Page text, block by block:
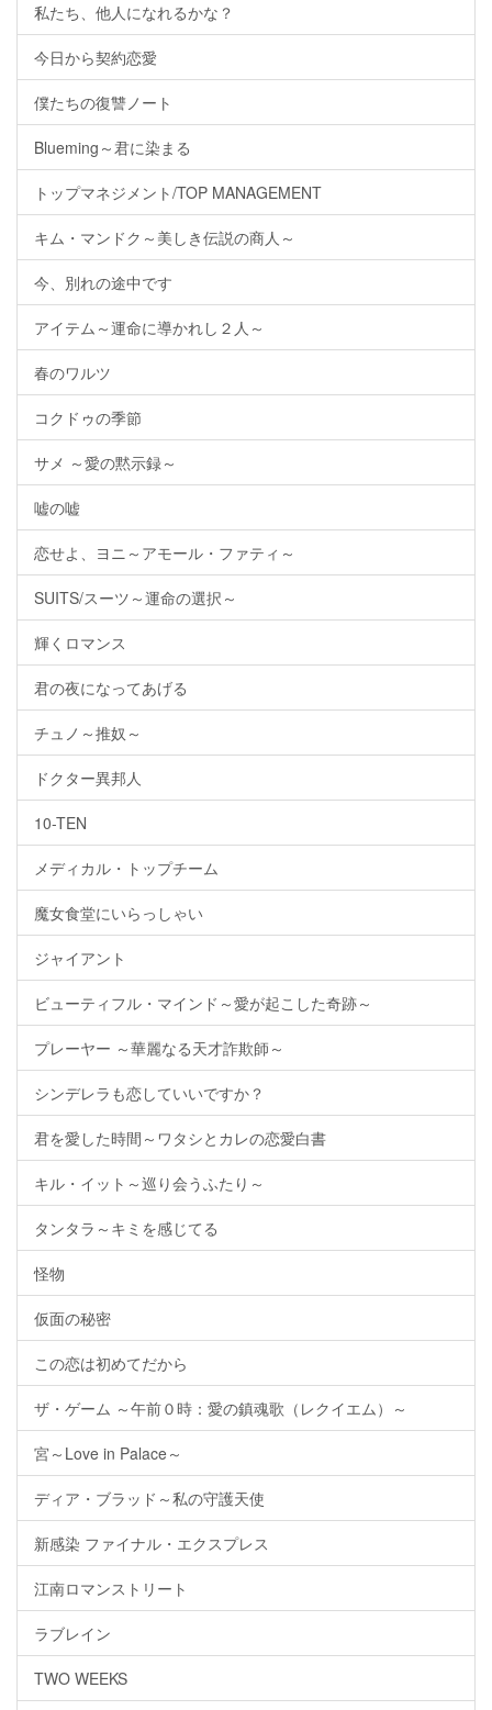
私たち、他人になれるかな？
今日から契約恋愛
僕たちの復讐ノート
Blueming～君に染まる
トップマネジメント/TOP MANAGEMENT
キム・マンドク～美しき伝説の商人～
今、別れの途中です
アイテム～運命に導かれし２人～
春のワルツ
コクドゥの季節
サメ ～愛の黙示録～
嘘の嘘
恋せよ、ヨニ～アモール・ファティ～
SUITS/スーツ～運命の選択～
輝くロマンス
君の夜になってあげる
チュノ～推奴～
ドクター異邦人
10-TEN
メディカル・トップチーム
魔女食堂にいらっしゃい
ジャイアント
ビューティフル・マインド～愛が起こした奇跡～
プレーヤー ～華麗なる天才詐欺師～
シンデレラも恋していいですか？
君を愛した時間～ワタシとカレの恋愛白書
キル・イット～巡り会うふたり～
タンタラ～キミを感じてる
怪物
仮面の秘密
この恋は初めてだから
ザ・ゲーム ～午前０時：愛の鎮魂歌（レクイエム）～
宮～Love in Palace～
ディア・ブラッド～私の守護天使
新感染 ファイナル・エクスプレス
江南ロマンストリート
ラブレイン
TWO WEEKS